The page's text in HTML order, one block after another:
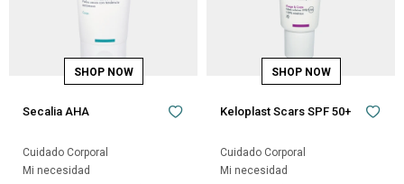
Secalia AHA
Cuidado Corporal
Mi necesidad
Keloplast Scars SPF 50+
Cuidado Corporal
Mi necesidad